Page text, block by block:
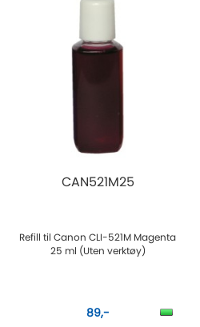
CAN521M25
Refill til Canon CLI-521M Magenta
25 ml (Uten verktøy)
89,-